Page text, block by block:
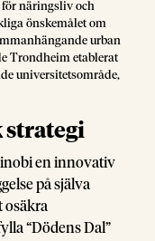
för näringsliv och
önskemålet om
urban
Trondheim etablerat
universitetsområde,
strategi
inobi en innovativ
på själva
osäkra
“Dödens Dal”